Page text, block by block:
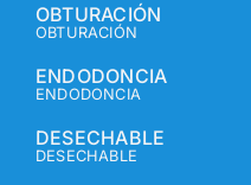
OBTURACIÓN
OBTURACIÓN
ENDODONCIA
ENDODONCIA
DESECHABLE
DESECHABLE